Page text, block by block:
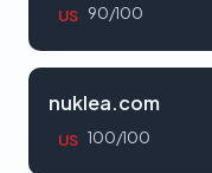
US 90/100
nuklea.com
US 100/100